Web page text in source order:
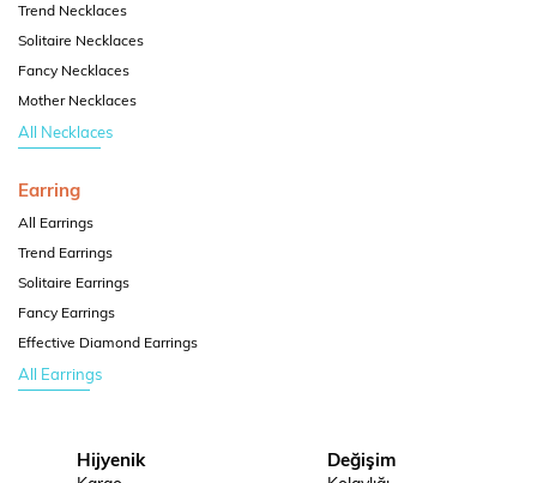
Trend Necklaces
Solitaire Necklaces
Fancy Necklaces
Mother Necklaces
All Necklaces
Earring
All Earrings
Trend Earrings
Solitaire Earrings
Fancy Earrings
Effective Diamond Earrings
All Earrings
Hijyenik
Değişim